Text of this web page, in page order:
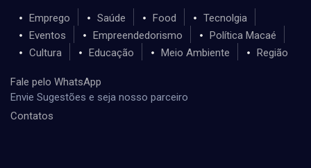
Emprego Saúde Food
Tecnolgia
Eventos
Empreendedorismo
Política Macaé
Cultura
Educação Meio Ambiente Região
Fale pelo WhatsApp
Envie Sugestões e seja nosso parceiro
Contatos